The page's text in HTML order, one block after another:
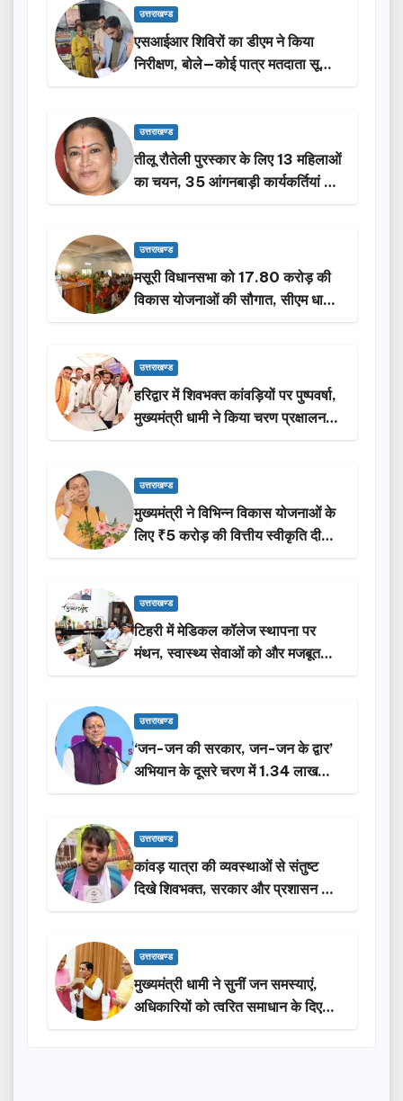
उत्तराखण्ड
एसआईआर शिविरों का डीएम ने किया
निरीक्षण, बोले—कोई पात्र मतदाता सूची
से न छूटे…
उत्तराखण्ड
तीलू रौतेली पुरस्कार के लिए 13 महिलाओं
का चयन, 35 आंगनबाड़ी कार्यकर्तियां भी
होंगी सम्मानित…
उत्तराखण्ड
मसूरी विधानसभा को 17.80 करोड़ की
विकास योजनाओं की सौगात, सीएम धामी
ने किया लोकार्पण-शिलान्यास.
उत्तराखण्ड
हरिद्वार में शिवभक्त कांवड़ियों पर पुष्पवर्षा,
मुख्यमंत्री धामी ने किया चरण प्रक्षालन…
उत्तराखण्ड
मुख्यमंत्री ने विभिन्न विकास योजनाओं के
लिए ₹5 करोड़ की वित्तीय स्वीकृति दी…
उत्तराखण्ड
टिहरी में मेडिकल कॉलेज स्थापना पर
मंथन, स्वास्थ्य सेवाओं को और मजबूत
करेगी सरकार: मुख्यमंत्री धामी…
उत्तराखण्ड
‘जन-जन की सरकार, जन-जन के द्वार’
अभियान के दूसरे चरण में 1.34 लाख
लोगों की भागीदारी…
उत्तराखण्ड
कांवड़ यात्रा की व्यवस्थाओं से संतुष्ट
दिखे शिवभक्त, सरकार और प्रशासन की
सराहना…
उत्तराखण्ड
मुख्यमंत्री धामी ने सुनीं जन समस्याएं,
अधिकारियों को त्वरित समाधान के दिए
निर्देश